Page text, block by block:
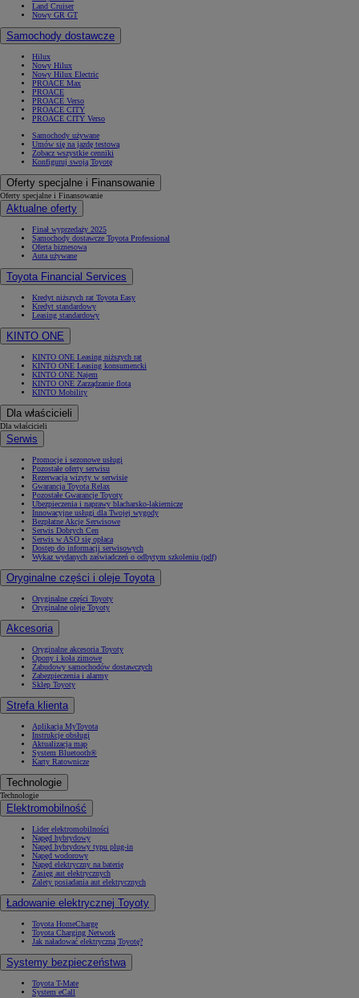
Land Cruiser
Nowy GR GT
Samochody dostawcze
Hilux
Nowy Hilux
Nowy Hilux Electric
PROACE Max
PROACE
PROACE Verso
PROACE CITY
PROACE CITY Verso
Samochody używane
Umów się na jazdę testową
Zobacz wszystkie cenniki
Konfiguruj swoją Toyotę
Oferty specjalne i Finansowanie
Oferty specjalne i Finansowanie
Aktualne oferty
Finał wyprzedaży 2025
Samochody dostawcze Toyota Professional
Oferta biznesowa
Auta używane
Toyota Financial Services
Kredyt niższych rat Toyota Easy
Kredyt standardowy
Leasing standardowy
KINTO ONE
KINTO ONE Leasing niższych rat
KINTO ONE Leasing konsumencki
KINTO ONE Najem
KINTO ONE Zarządzanie flotą
KINTO Mobility
Dla właścicieli
Dla właścicieli
Serwis
Promocje i sezonowe usługi
Pozostałe oferty serwisu
Rezerwacja wizyty w serwisie
Gwarancja Toyota Relax
Pozostałe Gwarancje Toyoty
Ubezpieczenia i naprawy blacharsko-lakiernicze
Innowacyjne usługi dla Twojej wygody
Bezpłatne Akcje Serwisowe
Serwis Dobrych Cen
Serwis w ASO się opłaca
Dostęp do informacji serwisowych
Wykaz wydanych zaświadczeń o odbytym szkoleniu (pdf)
Oryginalne części i oleje Toyota
Oryginalne części Toyoty
Oryginalne oleje Toyoty
Akcesoria
Oryginalne akcesoria Toyoty
Opony i koła zimowe
Zabudowy samochodów dostawczych
Zabezpieczenia i alarmy
Sklep Toyoty
Strefa klienta
Aplikacja MyToyota
Instrukcje obsługi
Aktualizacja map
System Bluetooth®
Karty Ratownicze
Technologie
Technologie
Elektromobilność
Lider elektromobilności
Napęd hybrydowy
Napęd hybrydowy typu plug-in
Napęd wodorowy
Napęd elektryczny na baterię
Zasięg aut elektrycznych
Zalety posiadania aut elektrycznych
Ładowanie elektrycznej Toyoty
Toyota HomeCharge
Toyota Charging Network
Jak naładować elektryczną Toyotę?
Systemy bezpieczeństwa
Toyota T-Mate
System eCall